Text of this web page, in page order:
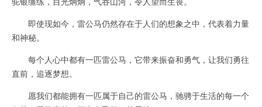
即使现如今，雷公马仍然存在于人们的想象之中，代表着力量
和神秘。
每个人心中都有一匹雷公马，它带来振奋和勇气，让我们勇往
直前，追逐梦想。
愿我们都能拥有一匹属于自己的雷公马，驰骋于生活的每一个